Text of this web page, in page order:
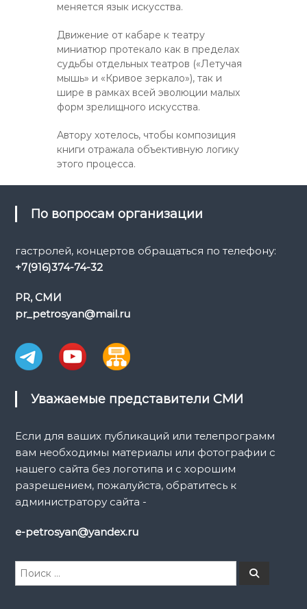
меняется язык искусства.
Движение от кабаре к театру
миниатюр протекало как в пределах
судьбы отдельных театров («Летучая
мышь» и «Кривое зеркало»), так и
шире в рамках всей эволюции малых
форм зрелищного искусства.
Автору хотелось, чтобы композиция
книги отражала объективную логику
этого процесса.
По вопросам организации
гастролей, концертов обращаться по телефону:
+7(916)374-74-32
PR, СМИ
pr_petrosyan@mail.ru
Уважаемые представители СМИ
Если для ваших публикаций или телепрограмм
вам необходимы материалы или фотографии с
нашего сайта без логотипа и с хорошим
разрешением, пожалуйста, обратитесь к
администратору сайта -
e-petrosyan@yandex.ru
И
П